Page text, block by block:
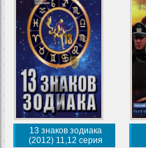
13 знаков зодиака
(2012) 11,12 серия